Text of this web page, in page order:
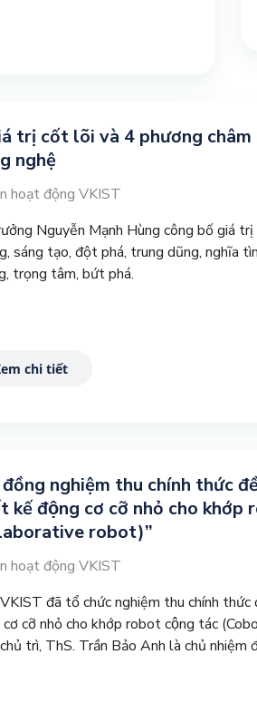
trị cốt lõi và 4 phương
nghệ
hoạt động VKIST
Nguyễn Mạnh Hùng công bố giá
sáng tạo, đột phá, trung dũng, nghĩa
trọng tâm, bứt phá.
chi tiết
nghiệm thu chính thức
kế động cơ cỡ nhỏ cho khớp
robot)”
hoạt động VKIST
đã tổ chức nghiệm thu chính
cỡ nhỏ cho khớp robot cộng tác
trì, ThS. Trần Bảo Anh là chủ nhiệm